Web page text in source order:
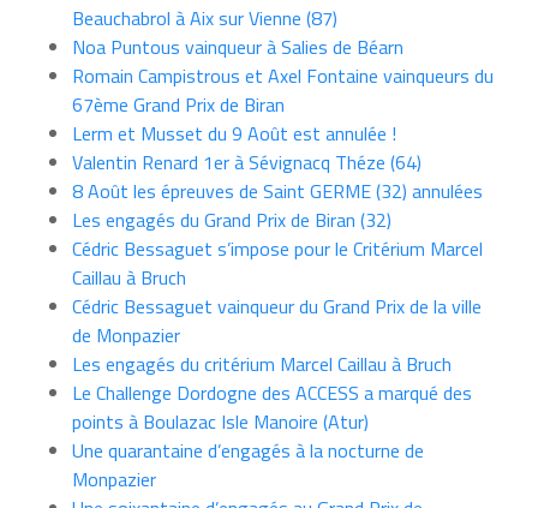
Beauchabrol à Aix sur Vienne (87)
Noa Puntous vainqueur à Salies de Béarn
Romain Campistrous et Axel Fontaine vainqueurs du
67ème Grand Prix de Biran
Lerm et Musset du 9 Août est annulée !
Valentin Renard 1er à Sévignacq Théze (64)
8 Août les épreuves de Saint GERME (32) annulées
Les engagés du Grand Prix de Biran (32)
Cédric Bessaguet s’impose pour le Critérium Marcel
Caillau à Bruch
Cédric Bessaguet vainqueur du Grand Prix de la ville
de Monpazier
Les engagés du critérium Marcel Caillau à Bruch
Le Challenge Dordogne des ACCESS a marqué des
points à Boulazac Isle Manoire (Atur)
Une quarantaine d’engagés à la nocturne de
Monpazier